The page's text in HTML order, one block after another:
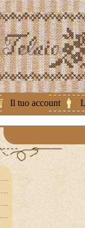
Il tuo account
Attenzione ! Le